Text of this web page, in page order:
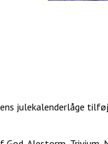
julekalenderlåge